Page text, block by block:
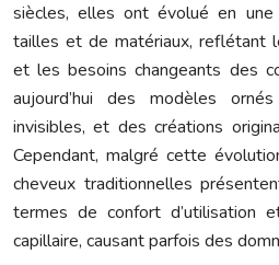
siècles, elles ont évolué en
tailles et de matériaux, reflétant
et les besoins changeants des
aujourd’hui des modèles
invisibles, et des créations
Cependant, malgré cette
cheveux traditionnelles
termes de confort d’utilisation
capillaire, causant parfois des